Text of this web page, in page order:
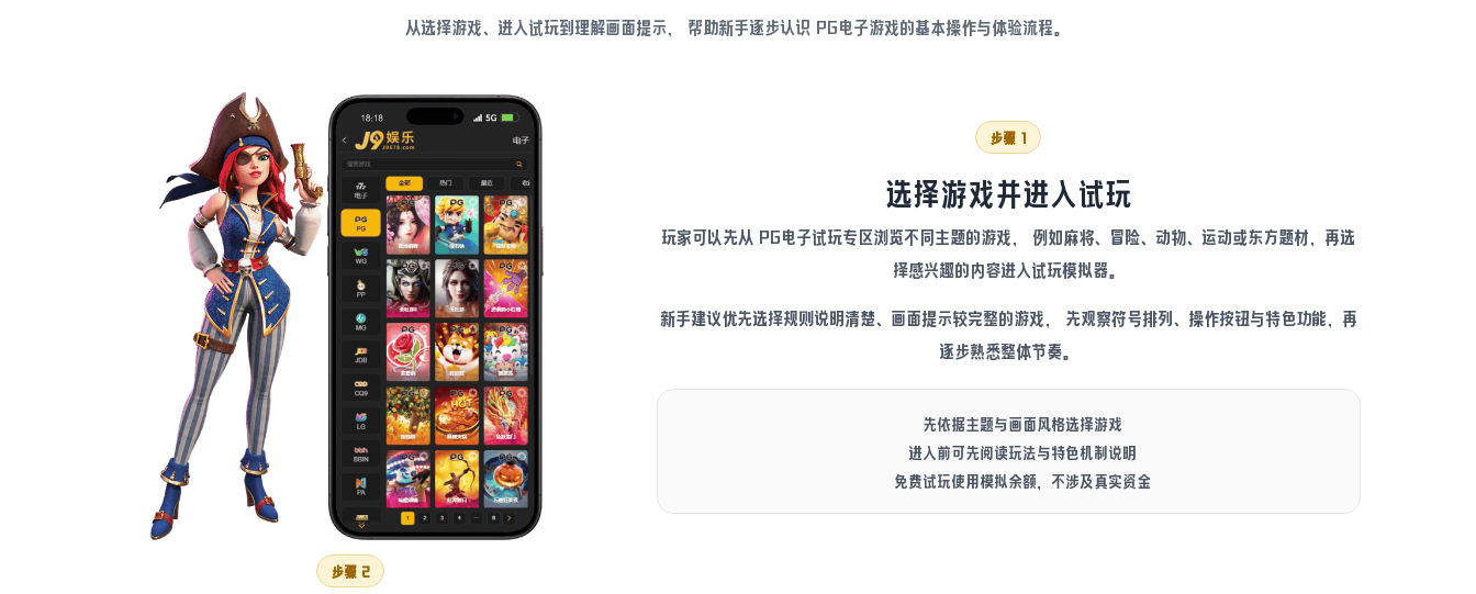
从选择游戏、进入试玩到理解画面提示， 帮助新手逐步认识 PG电子游戏的基本操作与体验流程。
步骤 1
选择游戏并进入试玩
玩家可以先从 PG电子试玩专区浏览不同主题的游戏， 例如麻将、冒险、动物、运动或东方题材，再选
择感兴趣的内容进入试玩模拟器。
新手建议优先选择规则说明清楚、画面提示较完整的游戏， 先观察符号排列、操作按钮与特色功能，再
逐步熟悉整体节奏。
先依据主题与画面风格选择游戏
进入前可先阅读玩法与特色机制说明
免费试玩使用模拟余额，不涉及真实资金
步骤 2